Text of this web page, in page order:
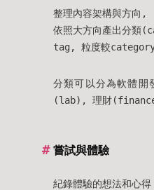
整理內容架構與方向,
依照大方向產出分
tag, 粒度較
分類可以分為軟體
(lab), 理財
嘗試與體驗
紀錄體驗的想法和心得